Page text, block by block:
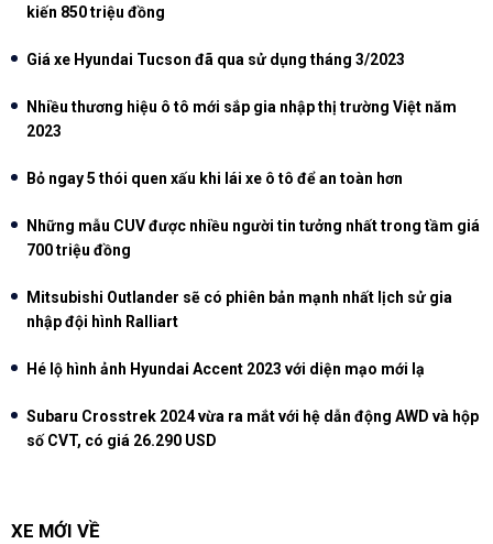
kiến 850 triệu đồng
Giá xe Hyundai Tucson đã qua sử dụng tháng 3/2023
Nhiều thương hiệu ô tô mới sắp gia nhập thị trường Việt năm
2023
Bỏ ngay 5 thói quen xấu khi lái xe ô tô để an toàn hơn
Những mẫu CUV được nhiều người tin tưởng nhất trong tầm giá
700 triệu đồng
Mitsubishi Outlander sẽ có phiên bản mạnh nhất lịch sử gia
nhập đội hình Ralliart
Hé lộ hình ảnh Hyundai Accent 2023 với diện mạo mới lạ
Subaru Crosstrek 2024 vừa ra mắt với hệ dẫn động AWD và hộp
số CVT, có giá 26.290 USD
XE MỚI VỀ